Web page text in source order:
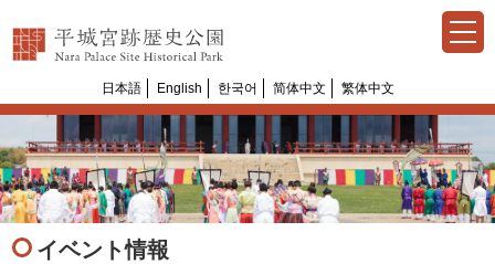
日本語 English 한국어 简体中文 繁体中文
イベント情報
Select Language▼